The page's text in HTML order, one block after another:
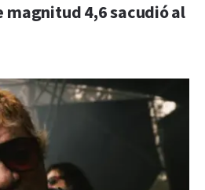
magnitud 4,6 sacudió al